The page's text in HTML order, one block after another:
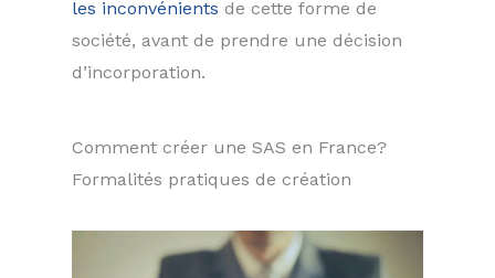
les inconvénients de cette forme de
société, avant de prendre une décision
d’incorporation.
Comment créer une SAS en France?
Formalités pratiques de création